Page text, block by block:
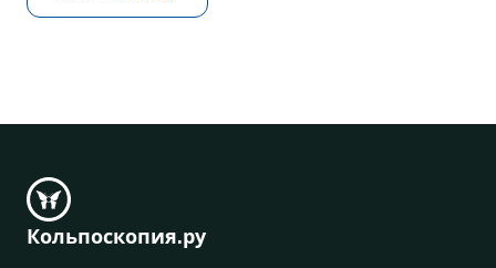
Кольпоскопия.ру